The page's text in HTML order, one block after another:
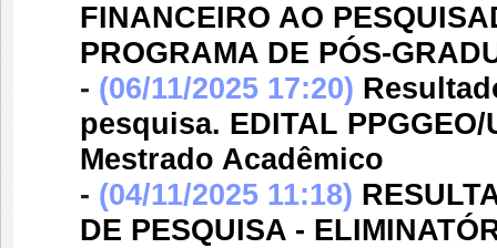
FINANCEIRO AO
PROGRAMA DE PÓS-
- (06/11/2025 17:20)
pesquisa. EDITAL PPGGEO/
Mestrado Acadêmico
- (04/11/2025 11:18)
DE PESQUISA -